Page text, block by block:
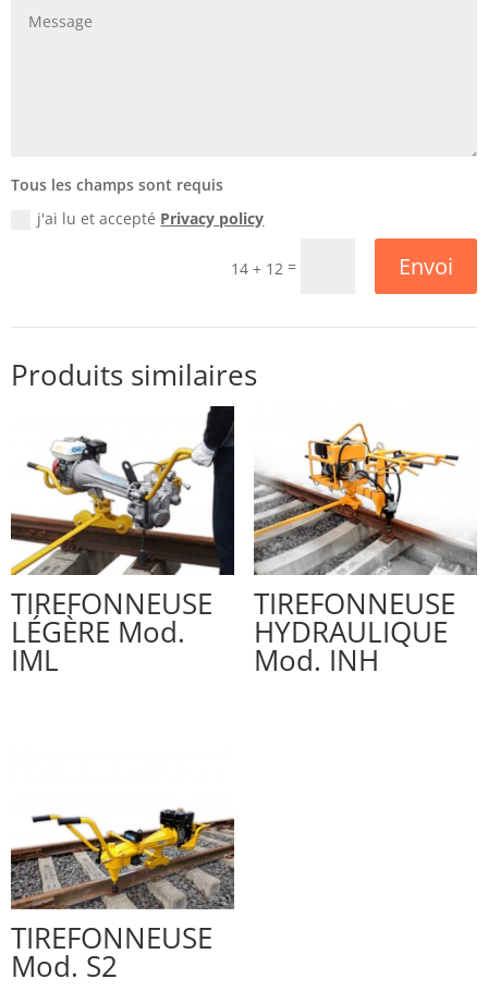
Tous les champs sont requis
j'ai lu et accepté Privacy policy
14 + 12 = Envoi
Produits similaires
TIREFONNEUSE
LÉGÈRE Mod.
IML
TIREFONNEUSE
HYDRAULIQUE
Mod. INH
TIREFONNEUSE
Mod. S2